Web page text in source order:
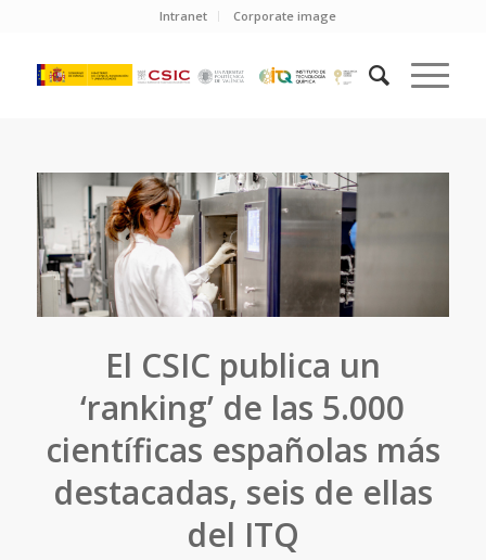
Intranet Corporate image
El CSIC publica un
‘ranking’ de las 5.000
científicas españolas más
destacadas, seis de ellas
del ITQ